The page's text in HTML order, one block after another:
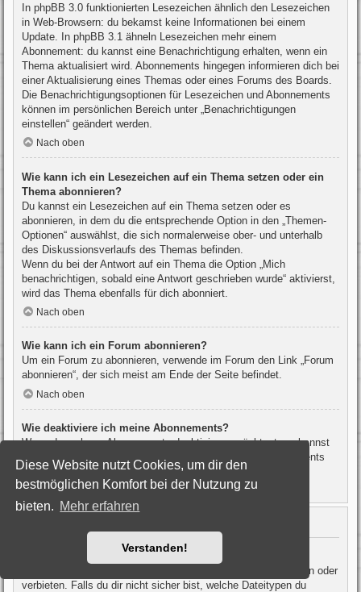
Diese Website nutzt Cookies, um dir den
bestmöglichen Komfort bei der Nutzung zu
bieten. Mehr erfahren
Verstanden!
In phpBB 3.0 funktionierten Lesezeichen ähnlich den Lesezeichen
in Web-Browsern: du bekamst keine Informationen bei einem
Update. In phpBB 3.1 ähneln Lesezeichen mehr einem
Abonnement: du kannst eine Benachrichtigung erhalten, wenn ein
Thema aktualisiert wird. Abonnements hingegen informieren dich bei
einer Aktualisierung eines Themas oder eines Forums des Boards.
Die Benachrichtigungsoptionen für Lesezeichen und Abonnements
können im persönlichen Bereich unter „Benachrichtigungen
einstellen“ geändert werden.
Nach oben
Wie kann ich ein Lesezeichen auf ein Thema setzen oder ein
Thema abonnieren?
Du kannst ein Lesezeichen auf ein Thema setzen oder es
abonnieren, in dem du die entsprechende Option in den „Themen-
Optionen“ auswählst, die sich normalerweise ober- und unterhalb
des Diskussionsverlaufs des Themas befinden.
Wenn du bei der Antwort auf ein Thema die Option „Mich
benachrichtigen, sobald eine Antwort geschrieben wurde“ aktivierst,
wird das Thema ebenfalls für dich abonniert.
Nach oben
Wie kann ich ein Forum abonnieren?
Um ein Forum zu abonnieren, verwende im Forum den Link „Forum
abonnieren“, der sich meist am Ende der Seite befindet.
Nach oben
Wie deaktiviere ich meine Abonnements?
Wenn du mehrere Abonnements deaktivieren möchtest, so kannst
du dies im persönlichen Bereich unter „Einstieg“ – „Abonnements
verwalten“ machen.
Nach oben
Welche Dateianhänge sind in diesem Forum zulässig?
Die Board-Administration kann bestimmte Dateitypen zulassen oder
verbieten. Falls du dir nicht sicher bist, welche Dateitypen du